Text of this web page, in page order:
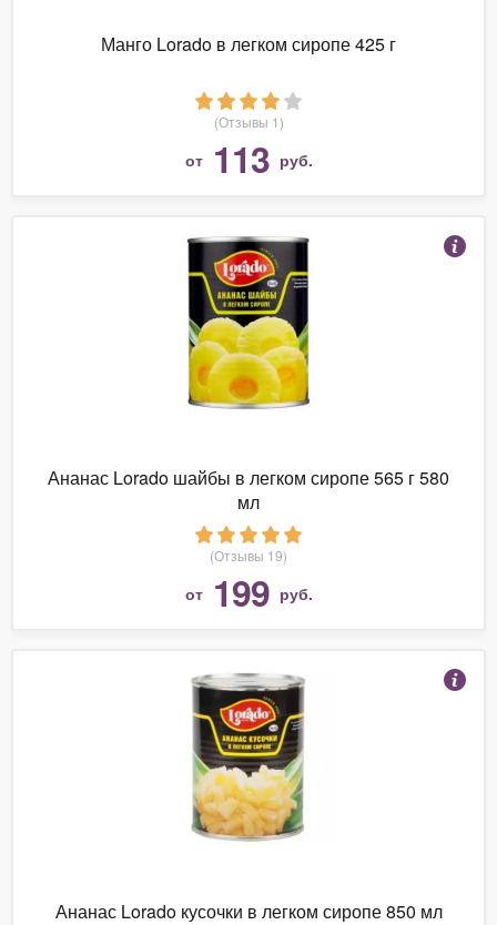
Манго Lorado в легком сиропе 425 г
(Отзывы 1)
от 113 руб.
Ананас Lorado шайбы в легком сиропе 565 г 580
мл
(Отзывы 19)
от 199 руб.
Ананас Lorado кусочки в легком сиропе 850 мл